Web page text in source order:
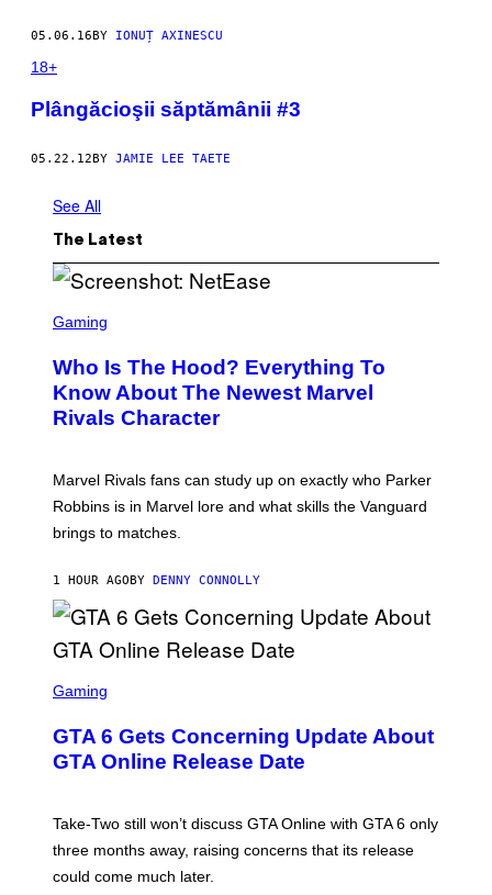
05.06.16 BY IONUȚ AXINESCU
18+
Plângăcioşii săptămânii #3
05.22.12BY JAMIE LEE TAETE
See All
The Latest
C
E
N
S
H
N
E
T
E
E
Gaming
Who Is The Hood? Everything To
Know About The Newest Marvel
Rivals Character
Marvel Rivals fans can study up on exactly who Parker
Robbins is in Marvel lore and what skills the Vanguard
brings to matches.
1 HOUR AGOBY DENNY CONNOLLY
C
E
N
S
T
R
C
Gaming
GTA 6 Gets Concerning Update About
GTA Online Release Date
Take-Two still won’t discuss GTA Online with GTA 6 only
three months away, raising concerns that its release
could come much later.